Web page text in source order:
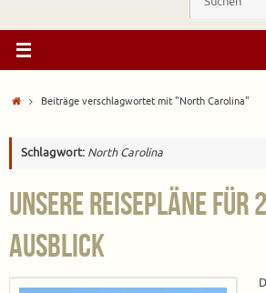
StartBeiträge verschlagwortet mit "North Carolina"
Schlagwort: North Carolina
Unsere Reisepläne für
Ausblick